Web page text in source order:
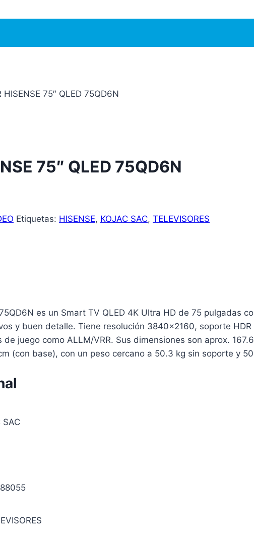
HISENSE 75″ QLED 75QD6N
75″ QLED 75QD6N
Etiquetas: HISENSE, KOJAC SAC, TELEVISORES
es un Smart TV QLED 4K Ultra HD de 75 pulgadas
y buen detalle. Tiene resolución 3840×2160, soporte
de juego como ALLM/VRR. Sus dimensiones son aprox.
(con base), con un peso cercano a 50.3 kg sin soporte y
SAC